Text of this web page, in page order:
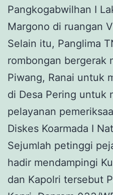
Pangkogabwilhan I
Margono di ruangan
Selain itu, Panglima
rombongan bergerak
Piwang, Ranai untuk
di Desa Pering untuk
pelayanan
Diskes Koarmada I
Sejumlah petinggi
hadir mendampingi
dan Kapolri tersebut